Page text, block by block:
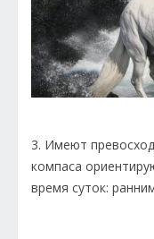
3. Имеют
компаса
время суток: